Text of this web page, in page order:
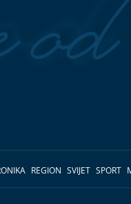
REGION SVIJET SPORT